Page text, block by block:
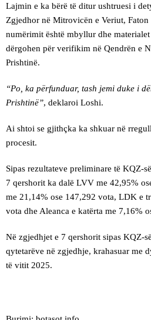
Lajmin e ka bërë të ditur ushtruesi i
Zgjedhor në Mitrovicën e Veriut,
numërimit është mbyllur dhe
dërgohen për verifikim në Qendrën e
Prishtinë.
“Po, ka përfunduar, tash jemi duke i
Prishtinë”, deklaroi Loshi.
Ai shtoi se gjithçka ka shkuar në
procesit.
Sipas rezultateve preliminare të KQZ-
7 qershorit ka dalë LVV me 42,95%
me 21,14% ose 147,292 vota, LDK e
vota dhe Aleanca e katërta me 7,16%
Në zgjedhjet e 7 qershorit sipas KQZ-
qytetarëve në zgjedhje, krahasuar me
të vitit 2025.